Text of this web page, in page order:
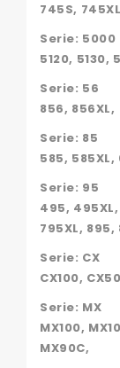
745S,
Serie: 5000
5120, 5130,
Serie: 56
856, 856XL,
Serie: 85
585, 585XL,
Serie: 95
495,
795XL, 895,
Serie: CX
CX100,
Serie: MX
MX100,
MX90C,